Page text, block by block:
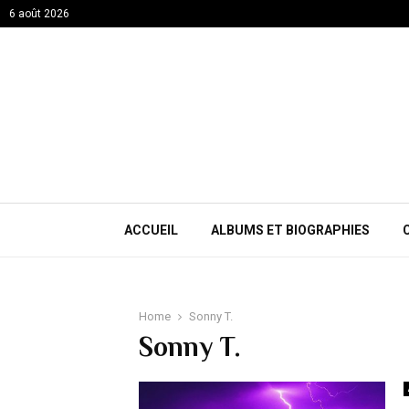
6 août 2026
ACCUEIL ALBUMS ET BIOGRAPHIES
Home Sonny T.
Sonny T.